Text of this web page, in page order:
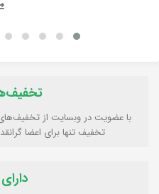
با عضویت در وبسایت از
تخفیف تنها برای اعضا